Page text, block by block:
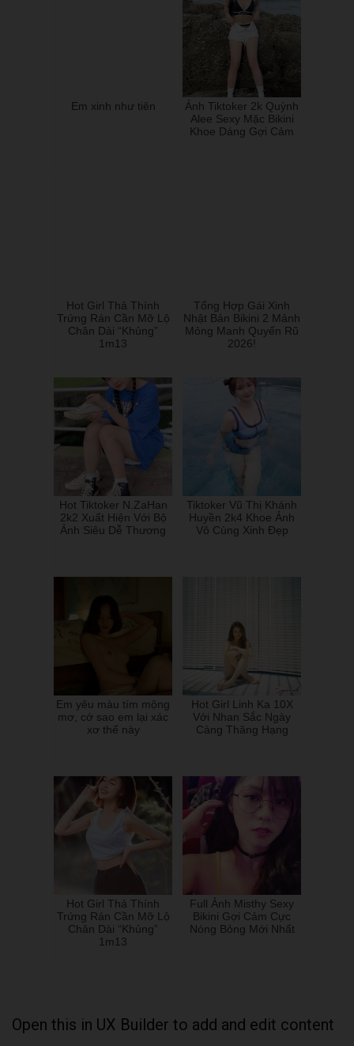
Em xinh như tiên
Ảnh Tiktoker 2k Quỳnh
Alee Sexy Mặc Bikini
Khoe Dáng Gợi Cảm
Hot Girl Thả Thính
Trứng Rán Cần Mỡ Lộ
Chân Dài “Khủng”
1m13
Tổng Hợp Gái Xinh
Nhật Bản Bikini 2 Mảnh
Mỏng Manh Quyến Rũ
2026!
Hot Tiktoker N.ZaHan
2k2 Xuất Hiện Với Bộ
Ảnh Siêu Dễ Thương
Tiktoker Vũ Thị Khánh
Huyền 2k4 Khoe Ảnh
Vô Cùng Xinh Đẹp
Em yêu màu tím mộng
mơ, cớ sao em lại xác
xơ thế này
Hot Girl Linh Ka 10X
Với Nhan Sắc Ngày
Càng Thăng Hạng
Hot Girl Thả Thính
Trứng Rán Cần Mỡ Lộ
Chân Dài “Khủng”
1m13
Full Ảnh Misthy Sexy
Bikini Gợi Cảm Cực
Nóng Bỏng Mới Nhất
Open this in UX Builder to add and edit content